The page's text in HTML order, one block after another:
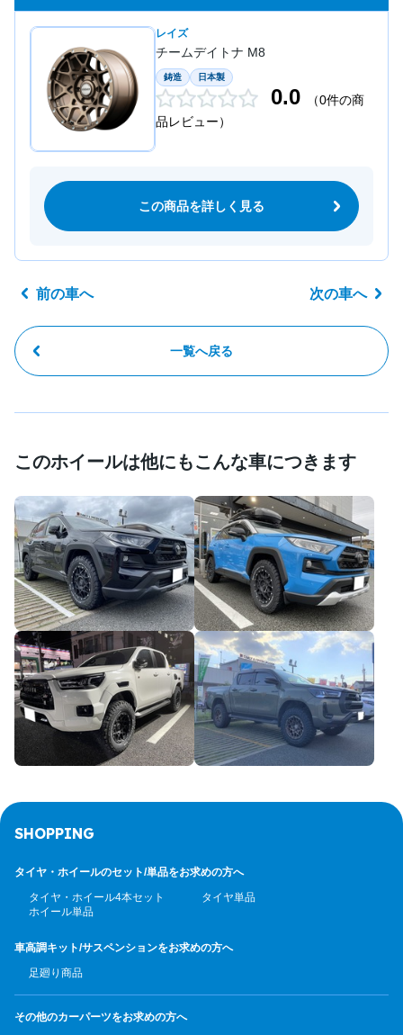
レイズ
チームデイトナ M8
鋳造 日本製
0.0
（0件の商
品レビュー）
この商品を詳しく見る
前の車へ
一覧へ戻る
次の車へ
このホイールは他にもこんな車につきます
SHOPPING
タイヤ・ホイールのセット/単品をお求めの方へ
タイヤ・ホイール4本セット
タイヤ単品
ホイール単品
車高調キット/サスペンションをお求めの方へ
足廻り商品
その他のカーパーツをお求めの方へ